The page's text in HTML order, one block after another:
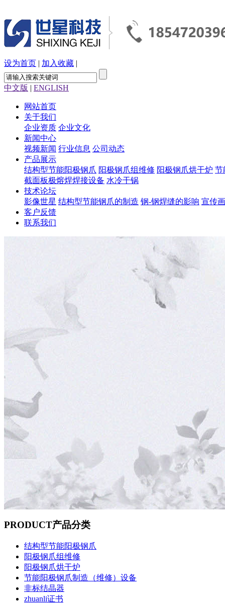
设为首页 | 加入收藏 |
中文版 | ENGLISH
网站首页
关于我们
企业资质 企业文化
新闻中心
视频新闻 行业信息 公司动态
产品展示
结构型节能阳极钢爪 阳极钢爪组维修 阳极钢爪烘干炉 节
截面板极熔焊焊接设备 水冷干锅
技术论坛
影像世星 结构型节能钢爪的制造 钢-钢焊缝的影响 宣传
客户反馈
联系我们
PRODUCT产品分类
结构型节能阳极钢爪
阳极钢爪组维修
阳极钢爪烘干炉
节能阳极钢爪制造（维修）设备
非标结晶器
zhuanli证书